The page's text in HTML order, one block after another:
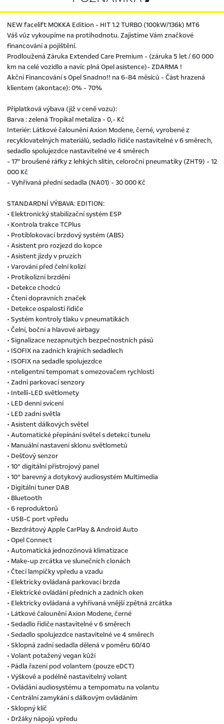
NEW facelift MOKKA Edition - HIT 1.2 TURBO (100kW/136k) MT6
Váš vůz vykoupíme na protihodnotu. Zajistíme Vám značkové
financování a pojištění.
Prodloužená Záruka Extended Care Premium - (záruka 5 let / 60 000
km na celé vozidlo a navíc plná Opel asistence)- ZDARMA !
Akční Financování s Opel Snadno!! na 6-84 měsíců - Část hrazená
klientem (akontace): 0% - 70%
Příplatková výbava (již v ceně vozu):
Barva : zelená Tropikal metalíza - 0,- Kč
Interiér: Látkové čalounění Axion Modene, černé, vyrobené z
recyklovatelných materiálů, sedadlo řidiče nastavitelné v 6 směrech,
sedadlo spolujezdce nastavitelné ve 4 směrech
- 17" broušené ráfky z lehkých slitin, celoroční pneumatiky (ZHT9) - 12
000 Kč
- Vyhřívaná přední sedadla (NA01) - 30 000 Kč
STANDARDNÍ VÝBAVA: EDITION:
• Elektronický stabilizační systém ESP
• Kontrola trakce TCPlus
• Protiblokovací brzdový systém (ABS)
• Asistent pro rozjezd do kopce
• Asistent jízdy v pruzích
• Varování před čelní kolizí
• Protikolizní brzdění
• Detekce chodců
• Čtení dopravních značek
• Detekce ospalosti řidiče
• Systém kontroly tlaku v pneumatikách
• Čelní, boční a hlavové airbagy
• Signalizace nezapnutých bezpečnostních pásů
• ISOFIX na zadních krajních sedadlech
• ISOFIX na sedadle spolujezdce
• nteligentní tempomat s omezovačem rychlosti
• Zadní parkovací senzory
• Intelli-LED světlomety
• LED denní svícení
• LED zadní světla
• Asistent dálkových světel
• Automatické přepínání světel s detekcí tunelu
• Manuální nastavení sklonu světlometů
• Dešťový senzor
• 10“ digitální přístrojový panel
• 10“ barevný a dotykový audiosystém Multimedia
• Digitální tuner DAB
• Bluetooth
• 6 reproduktorů
• USB-C port vpředu
• Bezdrátový Apple CarPlay & Android Auto
• Opel Connect
• Automatická jednozónová klimatizace
• Make-up zrcátka ve slunečních clonách
• Čtecí lampičky vpředu a vzadu
• Elektricky ovládaná parkovací brzda
• Elektrické ovládání předních a zadních oken
• Elektricky ovládaná a vyhřívaná vnější zpětná zrcátka
• Látkové čalounění Axion Modene, černé
• Sedadlo řidiče nastavitelné v 6 směrech
• Sedadlo spolujezdce nastavitelné ve 4 směrech
• Sklopná zadní sedadla dělená v poměru 60/40
• Volant potažený vegan kůží
• Pádla řazení pod volantem (pouze eDCT)
• Výškově a podélně nastavitelný volant
• Ovládání audiosystému a tempomatu na volantu
• Centrální zamykání s dálkovým ovládáním
• Sklopný klíč
• Držáky nápojů vpředu